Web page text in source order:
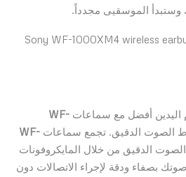
الموسقيى مجدداً.
اليدين أفضل مع سماعات WF-
الصوت الدقيق. تجمع سماعات WF-
الدقيق من خلال المايكروفونات
بصفاء ودقة لإجراء الاتصالات دون